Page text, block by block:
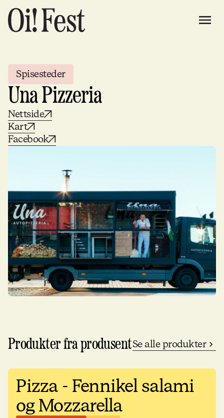
Spisesteder
Una Pizzeria
Nettside
Kart
Facebook
Produkter fra produsentSe alle produkter
Pizza - Fennikel salami
og Mozzarella